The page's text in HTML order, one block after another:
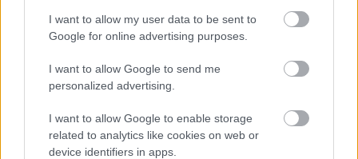
I want to allow my user data to be sent to
Google for online advertising purposes.
I want to allow Google to send me
personalized advertising.
I want to allow Google to enable storage
related to analytics like cookies on web or
device identifiers in apps.
galēji kritiska
internetbanku